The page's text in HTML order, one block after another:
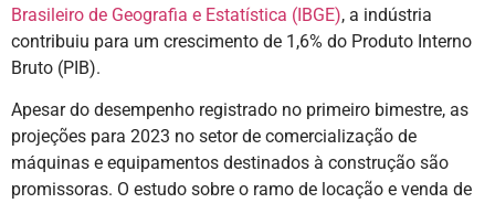
Brasileiro de Geografia e Estatística (IBGE), a indústria
contribuiu para um crescimento de 1,6% do Produto Interno
Bruto (PIB).
Apesar do desempenho registrado no primeiro bimestre, as
projeções para 2023 no setor de comercialização de
máquinas e equipamentos destinados à construção são
promissoras. O estudo sobre o ramo de locação e venda de